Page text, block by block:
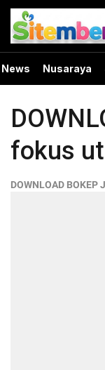
News Nusaraya
fokus
DOWNLOAD BOKEP